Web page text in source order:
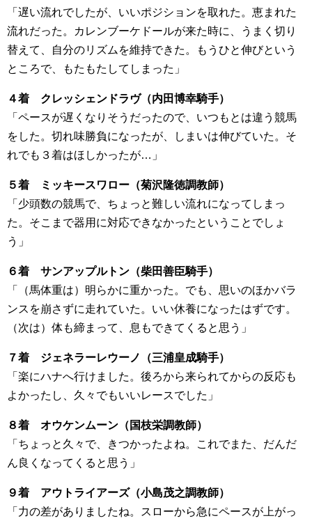
「遅い流れでしたが、いいポジションを取れた。恵まれた
流れだった。カレンブーケドールが来た時に、うまく切り
替えて、自分のリズムを維持できた。もうひと伸びという
ところで、もたもたしてしまった」
４着 クレッシェンドラヴ（内田博幸騎手）
「ペースが遅くなりそうだったので、いつもとは違う競馬
をした。切れ味勝負になったが、しまいは伸びていた。そ
れでも３着はほしかったが…」
５着 ミッキースワロー（菊沢隆徳調教師）
「少頭数の競馬で、ちょっと難しい流れになってしまっ
た。そこまで器用に対応できなかったということでしょ
う」
６着 サンアップルトン（柴田善臣騎手）
「（馬体重は）明らかに重かった。でも、思いのほかバラ
ンスを崩さずに走れていた。いい休養になったはずです。
（次は）体も締まって、息もできてくると思う」
７着 ジェネラーレウーノ（三浦皇成騎手）
「楽にハナへ行けました。後ろから来られてからの反応も
よかったし、久々でもいいレースでした」
８着 オウケンムーン（国枝栄調教師）
「ちょっと久々で、きつかったよね。これでまた、だんだ
ん良くなってくると思う」
９着 アウトライアーズ（小島茂之調教師）
「力の差がありましたね。スローから急にペースが上がっ